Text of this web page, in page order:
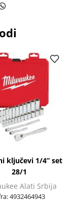
ključevi 1/4” set
28/1
Alati Srbija
4932464943